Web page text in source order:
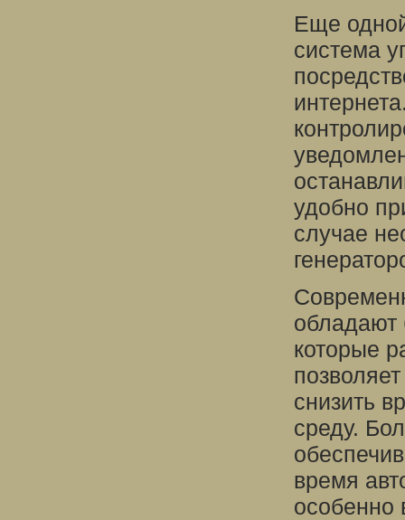
Еще
система
удобно
случае
обладают
которые
снизить
среду.
время
особенно